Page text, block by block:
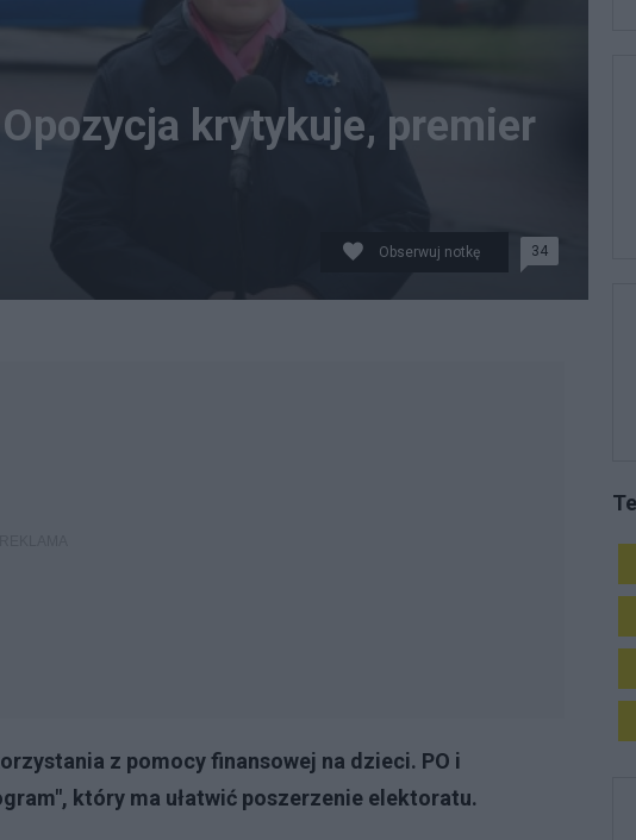
krytykuje, premier
Obserwuj notkę 34
z pomocy finansowej na dzieci. PO i
który ma ułatwić poszerzenie elektoratu.